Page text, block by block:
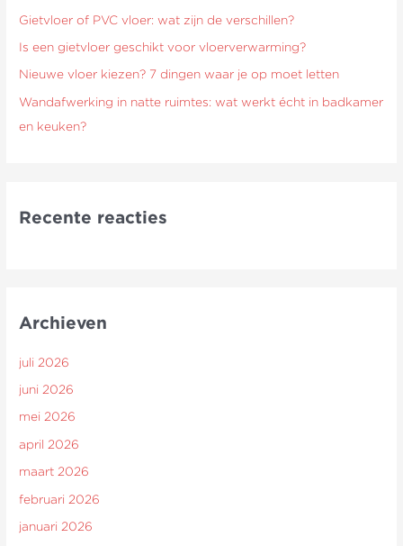
r
:
Gietvloer of PVC vloer: wat zijn de verschillen?
Is een gietvloer geschikt voor vloerverwarming?
Nieuwe vloer kiezen? 7 dingen waar je op moet letten
Wandafwerking in natte ruimtes: wat werkt écht in badkamer
en keuken?
Recente reacties
Archieven
juli 2026
juni 2026
mei 2026
april 2026
maart 2026
februari 2026
januari 2026